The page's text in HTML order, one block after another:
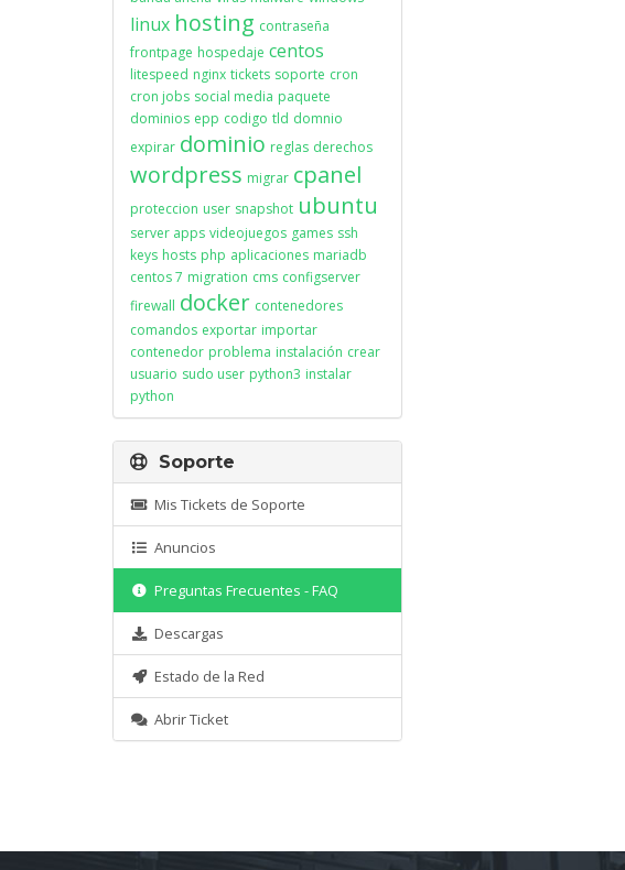
linux hosting contraseña
frontpage hospedaje centos
litespeed nginx tickets soporte cron
cron jobs social media paquete
dominios epp codigo tld domnio
expirar dominio reglas derechos
wordpress migrar cpanel
proteccion user snapshot ubuntu
server apps videojuegos games ssh
keys hosts php aplicaciones mariadb
centos 7 migration cms configserver
firewall docker contenedores
comandos exportar importar
contenedor problema instalación crear
usuario sudo user python3 instalar
python
Soporte
Mis Tickets de Soporte
Anuncios
Preguntas Frecuentes - FAQ
Descargas
Estado de la Red
Abrir Ticket